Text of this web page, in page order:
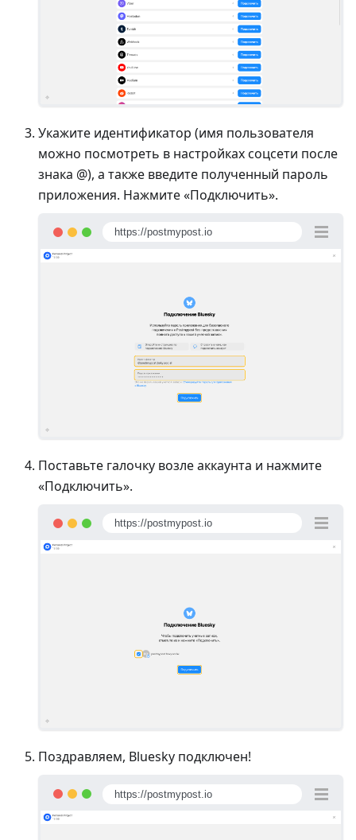
Укажите идентификатор (имя пользователя
можно посмотреть в настройках соцсети после
знака @), а также введите полученный пароль
приложения. Нажмите «Подключить».
https://postmypost.io
Поставьте галочку возле аккаунта и нажмите
«Подключить».
https://postmypost.io
Поздравляем, Bluesky подключен!
https://postmypost.io